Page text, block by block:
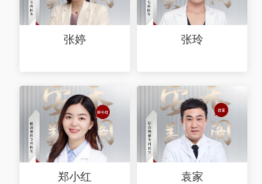
张婷 张玲
郑小红 袁家